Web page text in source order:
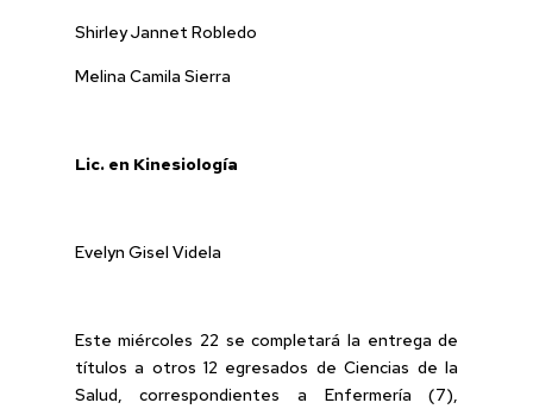
Shirley Jannet Robledo
Melina Camila Sierra
Lic. en Kinesiología
Evelyn Gisel Videla
Este miércoles 22 se completará la entrega de
títulos a otros 12 egresados de Ciencias de la
Salud, correspondientes a Enfermería (7),